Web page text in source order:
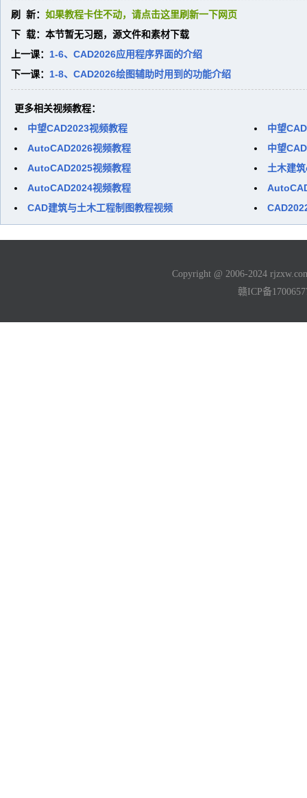
刷 新： 如果教程卡住不动，请点击这里刷新一下网页
下 载：本节暂无习题，源文件和素材下载
上一课： 1-6、CAD2026应用程序界面的介绍
下一课： 1-8、CAD2026绘图辅助时用到的功能介绍
更多相关视频教程：
中望CAD2023视频教程
中望
AutoCAD2026视频教程
中望
AutoCAD2025视频教程
土木建
AutoCAD2024视频教程
CAD建筑与土木工程制图教程视频
Copyright @ 2006-2024
赣ICP备